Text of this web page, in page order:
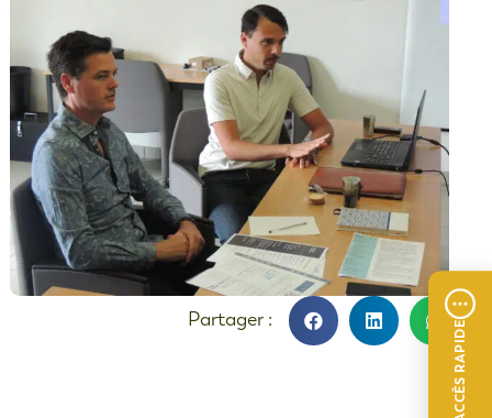
ACCÈS RAPIDE